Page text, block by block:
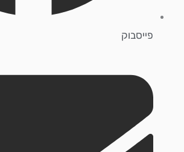
פייסבוק